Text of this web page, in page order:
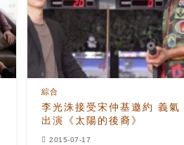
李光洙接受宋仲基邀約 義氣
出演《太陽的後裔》
綜合
2015-07-17